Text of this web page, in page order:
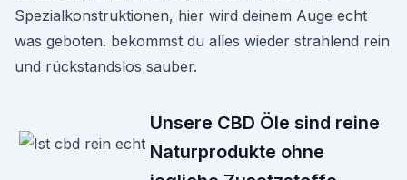
Spezialkonstruktionen, hier wird deinem Auge echt
was geboten. bekommst du alles wieder strahlend rein
und rückstandslos sauber.
Unsere CBD Öle sind reine
Naturprodukte ohne